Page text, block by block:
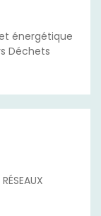
énergétique
Déchets